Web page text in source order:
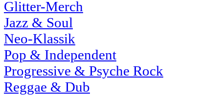
Glitter-Merch
Jazz & Soul
Neo-Klassik
Pop & Independent
Progressive & Psyche Rock
Reggae & Dub